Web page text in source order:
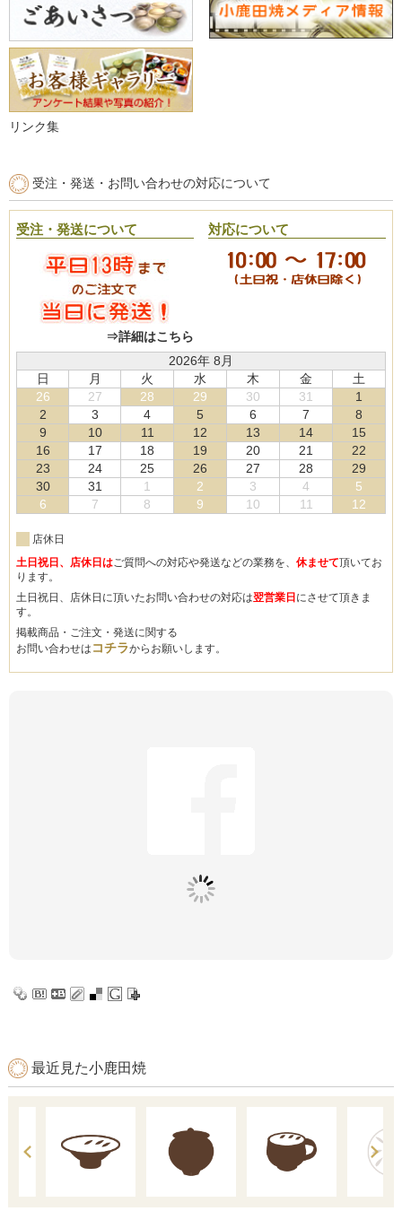
リンク集
受注・発送・お問い合わせの対応について
受注・発送について
⇒詳細はこちら
対応について
2026年 8月
日
月 火 水 木 金
土
26
27 28 29 30 31
1
2
3 4 5 6 7
8
9
10 11 12 13 14
15
16
17 18 19 20 21
22
23
24 25 26 27 28
29
30
31 1 2 3 4
5
6
7 8 9 10 11 12
店休日
土日祝日、店休日はご質問への対応や発送などの業務を、 休ませて頂いてお
ります。
土日祝日、店休日に頂いたお問い合わせの対応は翌営業日にさせて頂きま
す。
掲載商品・ご注文・発送に関する
お問い合わせは コチラからお願いします。
最近見た小鹿田焼